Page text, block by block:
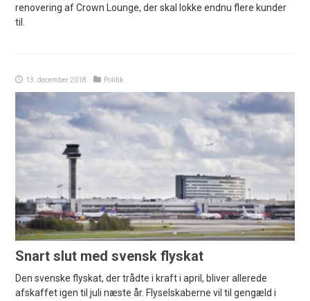
renovering af Crown Lounge, der skal lokke endnu flere kunder
til.
13. december 2018 Politik
Snart slut med svensk flyskat
Den svenske flyskat, der trådte i kraft i april, bliver allerede
afskaffet igen til juli næste år. Flyselskaberne vil til gengæld i